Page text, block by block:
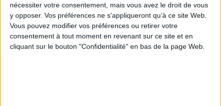
nécessiter votre consentement, mais vous avez le droit de vous
y opposer. Vos préférences ne s'appliqueront qu’à ce site Web.
Vous pouvez modifier vos préférences ou retirer votre
consentement à tout moment en revenant sur ce site et en
cliquant sur le bouton "Confidentialité" en bas de la page Web.
Découvrir Cotélib